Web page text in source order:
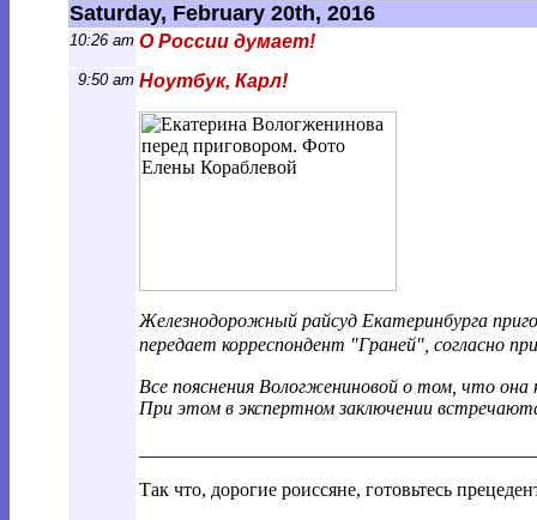
Saturday, February 20th, 2016
10:26 am О России думает!
9:50 am Ноутбук, Карл!
Железнодорожный райсуд Екатеринбурга
передает корреспондент "Граней", согласно
Все пояснения Вологжениновой о том, что
При этом в экспертном заключении
Так что, дорогие роиссяне, готовьтесь